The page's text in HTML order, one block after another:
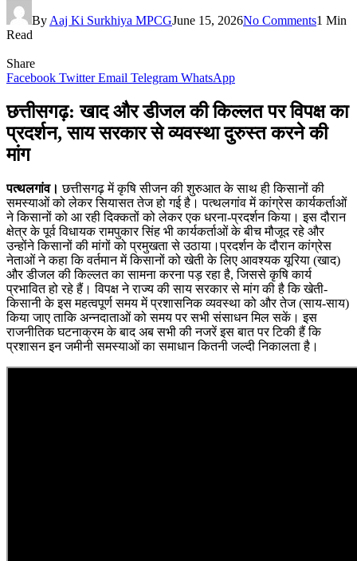
By Aaj Ki Surkhiya MPCGJune 15, 2026No Comments1 Min
Read
Share
Facebook Twitter Email Telegram WhatsApp
छत्तीसगढ़: खाद और डीजल की किल्लत पर विपक्ष का
प्रदर्शन, साय सरकार से व्यवस्था दुरुस्त करने की
मांग
पत्थलगांव। छत्तीसगढ़ में कृषि सीजन की शुरुआत के साथ ही किसानों की
समस्याओं को लेकर सियासत तेज हो गई है। पत्थलगांव में कांग्रेस कार्यकर्ताओं
ने किसानों को आ रही दिक्कतों को लेकर एक धरना-प्रदर्शन किया। इस दौरान
क्षेत्र के पूर्व विधायक रामपुकार सिंह भी कार्यकर्ताओं के बीच मौजूद रहे और
उन्होंने किसानों की मांगों को प्रमुखता से उठाया।प्रदर्शन के दौरान कांग्रेस
नेताओं ने कहा कि वर्तमान में किसानों को खेती के लिए आवश्यक यूरिया (खाद)
और डीजल की किल्लत का सामना करना पड़ रहा है, जिससे कृषि कार्य
प्रभावित हो रहे हैं। विपक्ष ने राज्य की साय सरकार से मांग की है कि खेती-
किसानी के इस महत्वपूर्ण समय में प्रशासनिक व्यवस्था को और तेज (साय-साय)
किया जाए ताकि अन्नदाताओं को समय पर सभी संसाधन मिल सकें। इस
राजनीतिक घटनाक्रम के बाद अब सभी की नजरें इस बात पर टिकी हैं कि
प्रशासन इन जमीनी समस्याओं का समाधान कितनी जल्दी निकालता है।